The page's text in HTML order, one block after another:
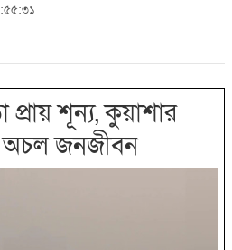
শূন্য, কুয়াশার
অচল জনজীবন